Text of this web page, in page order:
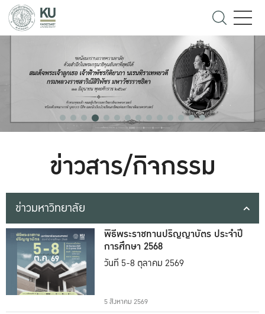
ข่าวสาร/กิจกรรม
ข่าวมหาวิทยาลัย
พิธีพระราชทานปริญญาบัตร ประจำปี
การศึกษา 2568
วันที่ 5-8 ตุลาคม 2569
5 สิงหาคม 2569